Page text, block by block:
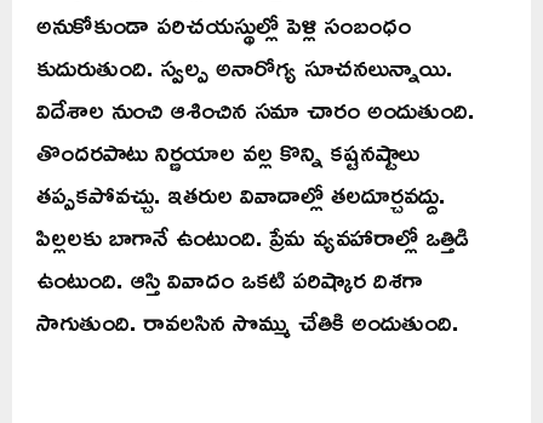
అనుకోకుండా పరిచయస్థుల్లో పెళ్లి సంబంధం
కుదురుతుంది. స్వల్ప అనారోగ్య సూచనలున్నాయి.
విదేశాల నుంచి ఆశించిన సమా చారం అందుతుంది.
తొందరపాటు నిర్ణయాల వల్ల కొన్ని కష్టనష్టాలు
తప్పకపోవచ్చు. ఇతరుల వివాదాల్లో తలదూర్చవద్దు.
పిల్లలకు బాగానే ఉంటుంది. ప్రేమ వ్యవహారాల్లో ఒత్తిడి
ఉంటుంది. ఆస్తి వివాదం ఒకటి పరిష్కార దిశగా
సాగుతుంది. రావలసిన సొమ్ము చేతికి అందుతుంది.